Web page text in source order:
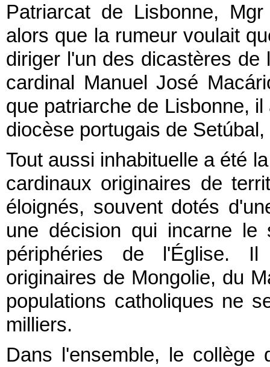
Patriarcat de Lisbonne,
alors que la rumeur voulait
diriger l'un des dicastères
cardinal Manuel José
que patriarche de Lisbonne,
diocèse portugais de
Tout aussi inhabituelle a été
cardinaux originaires de
éloignés, souvent dotés
une décision qui incarne le
périphéries de l'Église.
originaires de Mongolie, du
populations catholiques ne
milliers.
Dans l'ensemble, le collège